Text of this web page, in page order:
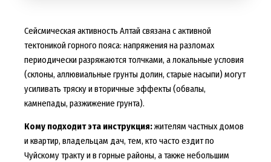
Сейсмическая активность Алтай связана с активной
тектоникой горного пояса: напряжения на разломах
периодически разряжаются толчками, а локальные условия
(склоны, аллювиальные грунты долин, старые насыпи) могут
усиливать тряску и вторичные эффекты (обвалы,
камнепады, разжижение грунта).
Кому подходит эта инструкция:жителям частных домов
и квартир, владельцам дач, тем, кто часто ездит по
Чуйскому тракту и в горные районы, а также небольшим